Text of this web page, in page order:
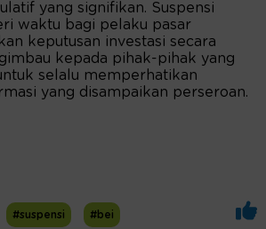
yang signifikan. Suspensi
waktu bagi pelaku pasar
keputusan investasi secara
kepada pihak-pihak yang
selalu memperhatikan
yang disampaikan perseroan.
#suspensi #bei